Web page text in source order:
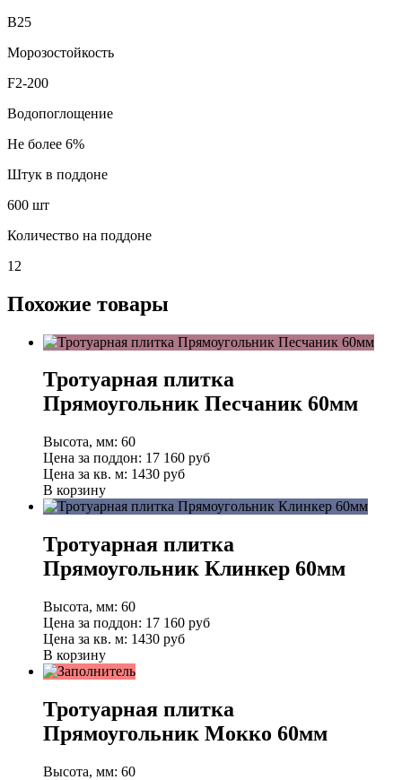
В25
Морозостойкость
F2-200
Водопоглощение
Не более 6%
Штук в поддоне
600 шт
Количество на поддоне
12
Похожие товары
Тротуарная плитка
Прямоугольник Песчаник 60мм
Высота, мм: 60
Цена за поддон: 17 160 руб
Цена за кв. м: 1430 руб
В корзину
Тротуарная плитка
Прямоугольник Клинкер 60мм
Высота, мм: 60
Цена за поддон: 17 160 руб
Цена за кв. м: 1430 руб
В корзину
Тротуарная плитка
Прямоугольник Мокко 60мм
Высота, мм: 60